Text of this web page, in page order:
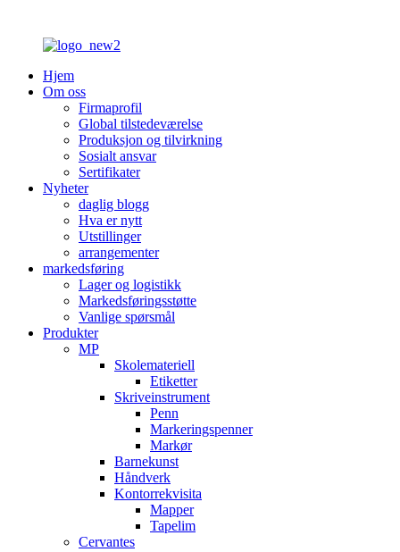
Hjem
Om oss
Firmaprofil
Global tilstedeværelse
Produksjon og tilvirkning
Sosialt ansvar
Sertifikater
Nyheter
daglig blogg
Hva er nytt
Utstillinger
arrangementer
markedsføring
Lager og logistikk
Markedsføringsstøtte
Vanlige spørsmål
Produkter
MP
Skolemateriell
Etiketter
Skriveinstrument
Penn
Markeringspenner
Markør
Barnekunst
Håndverk
Kontorrekvisita
Mapper
Tapelim
Cervantes